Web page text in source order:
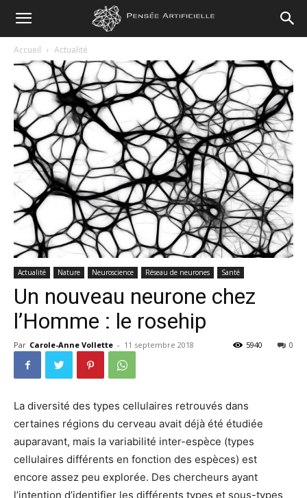
Pensée
Artificielle
Accueil Actualité
Actualité Nature Neuroscience Réseau de neurones Santé
Un nouveau neurone chez
l’Homme : le rosehip
Par Carole-Anne Vollette - 11 septembre 2018 0
5940
La diversité des types cellulaires retrouvés dans
certaines régions du cerveau avait déjà été étudiée
auparavant, mais la variabilité inter-espèce (types
cellulaires différents en fonction des espèces) est
encore assez peu explorée. Des chercheurs ayant
l’intention d’identifier les différents types et sous-types